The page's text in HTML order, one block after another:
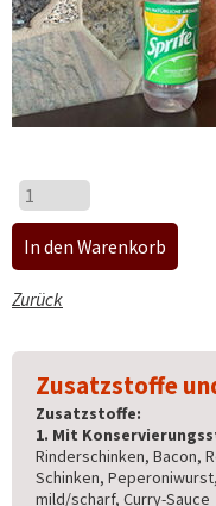
Zurück
Zusatzstoffe
Zusatzstoffe:
1. Mit
Rinderschinken, Bacon,
Schinken,
mild/scharf, Curry-Sauce